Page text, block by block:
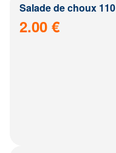
Salade de choux 110
2.00 €